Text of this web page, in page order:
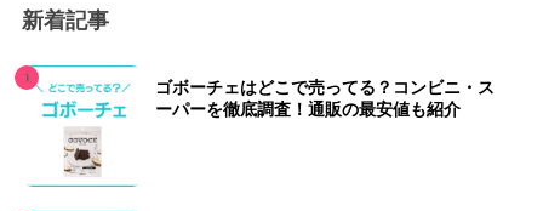
新着記事
ゴボーチェはどこで売ってる？コンビニ・ス
ーパーを徹底調査！通販の最安値も紹介